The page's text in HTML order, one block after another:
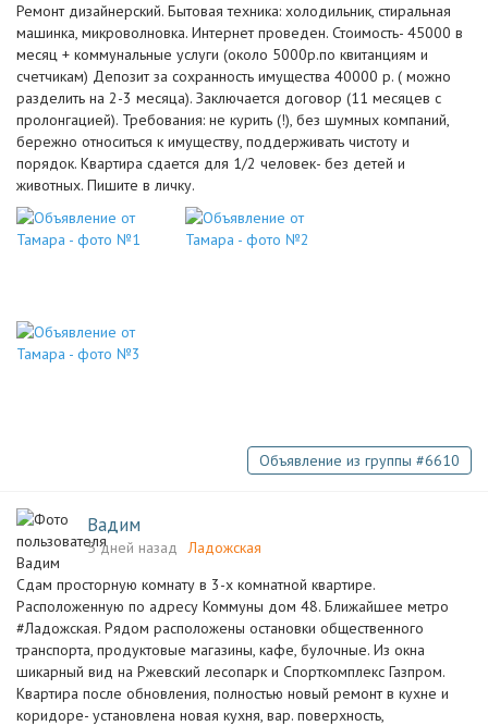
Ремонт дизайнерский. Бытовая техника: холодильник, стиральная
машинка, микроволновка. Интернет проведен. Стоимость- 45000 в
месяц + коммунальные услуги (около 5000р.по квитанциям и
счетчикам) Депозит за сохранность имущества 40000 р. ( можно
разделить на 2-3 месяца). Заключается договор (11 месяцев с
пролонгацией). Требования: не курить (!), без шумных компаний,
бережно относиться к имуществу, поддерживать чистоту и
порядок. Квартира сдается для 1/2 человек- без детей и
животных. Пишите в личку.
Объявление из группы #6610
Вадим
5 дней назад
Ладожская
Сдам просторную комнату в 3-х комнатной квартире.
Расположенную по адресу Коммуны дом 48. Ближайшее метро
#Ладожская. Рядом расположены остановки общественного
транспорта, продуктовые магазины, кафе, булочные. Из окна
шикарный вид на Ржевский лесопарк и Спорткомплекс Газпром.
Квартира после обновления, полностью новый ремонт в кухне и
коридоре- установлена новая кухня, вар. поверхность,